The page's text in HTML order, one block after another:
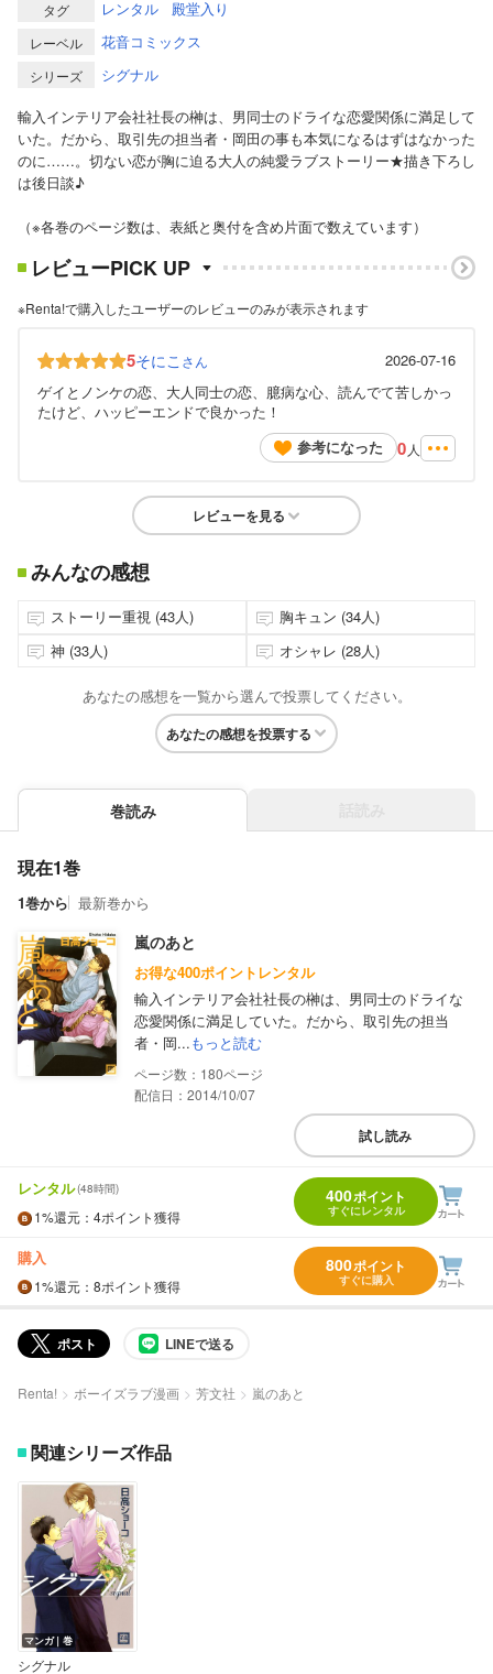
タグ レンタル 殿堂入り
レーベル 花音コミックス
シリーズ
シグナル
輸入インテリア会社社長の榊は、男同士のドライな恋愛関係に満足して
いた。だから、取引先の担当者・岡田の事も本気になるはずはなかった
のに……。切ない恋が胸に迫る大人の純愛ラブストーリー★描き下ろし
は後日談♪
（※各巻のページ数は、表紙と奥付を含め片面で数えています）
レビューPICK UP
※Renta!で購入したユーザーのレビューのみが表示されます
5そにこ さん
2026-07-16
ゲイとノンケの恋、大人同士の恋、臆病な心、読んでて苦しかっ
たけど、ハッピーエンドで良かった！
参考になった
0 人
レビューを見る
みんなの感想
ストーリー重視 (43人)
胸キュン (34人)
神 (33人)
オシャレ (28人)
あなたの感想を一覧から選んで投票してください。
あなたの感想を投票する
巻読み
現在1巻
1巻から 最新巻から
嵐のあと
お得な400ポイントレンタル
輸入インテリア会社社長の榊は、男同士のドライな
恋愛関係に満足していた。だから、取引先の担当
者・岡...もっと読む
180
配信日：2014/10/07
試し読み
レンタル(48時間)
1%還元 ：4ポイント獲得
400ポイント
すぐにレンタル
購入
1%還元 ：8ポイント獲得
800ポイント
すぐに購入
ポスト LINEで送る
Renta! ボーイズラブ漫画 芳文社 嵐のあと
関連シリーズ作品
マンガ｜巻
シグナル